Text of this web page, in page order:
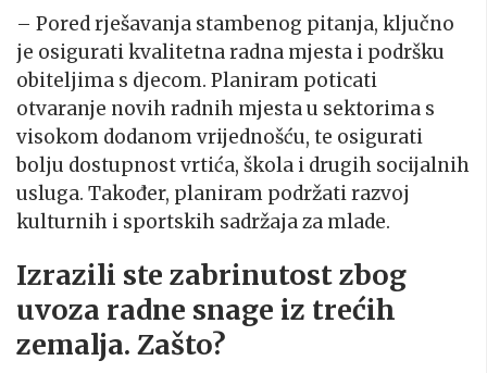
– Pored rješavanja stambenog pitanja, ključno
je osigurati kvalitetna radna mjesta i podršku
obiteljima s djecom. Planiram poticati
otvaranje novih radnih mjesta u sektorima s
visokom dodanom vrijednošću, te osigurati
bolju dostupnost vrtića, škola i drugih socijalnih
usluga. Također, planiram podržati razvoj
kulturnih i sportskih sadržaja za mlade.
Izrazili ste zabrinutost zbog
uvoza radne snage iz trećih
zemalja. Zašto?